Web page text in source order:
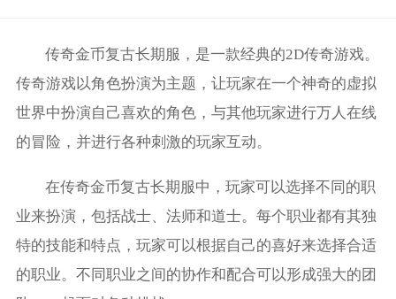
传奇金币复古长期服，是一款经典的2D传奇游戏。
传奇游戏以角色扮演为主题，让玩家在一个神奇的虚拟
世界中扮演自己喜欢的角色，与其他玩家进行万人在线
的冒险，并进行各种刺激的玩家互动。
在传奇金币复古长期服中，玩家可以选择不同的职
业来扮演，包括战士、法师和道士。每个职业都有其独
特的技能和特点，玩家可以根据自己的喜好来选择合适
的职业。不同职业之间的协作和配合可以形成强大的团